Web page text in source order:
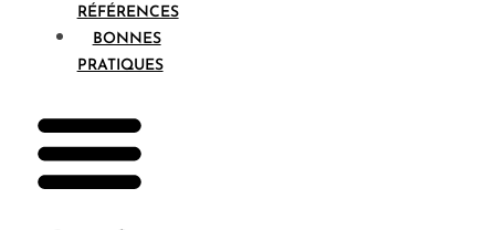
RÉFÉRENCES
BONNES
PRATIQUES